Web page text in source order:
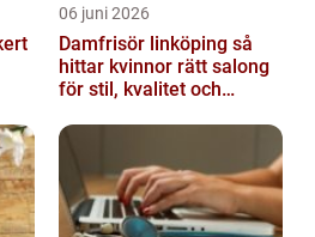
06 juni 2026
Damfrisör linköping så
hittar kvinnor rätt salong
för stil, kvalitet och